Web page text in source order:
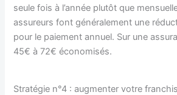
seule fois à l’année plutôt que
assureurs font généralement une
pour le paiement annuel. Sur une
45€ à 72€ économisés.
Stratégie n°4 : augmenter votre